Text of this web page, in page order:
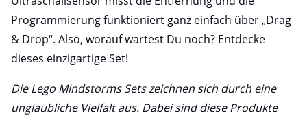
Programmierung funktioniert ganz einfach über „Drag
& Drop“. Also, worauf wartest Du noch? Entdecke
dieses einzigartige Set!
Die Lego Mindstorms Sets zeichnen sich durch eine
unglaubliche Vielfalt aus. Dabei sind diese Produkte